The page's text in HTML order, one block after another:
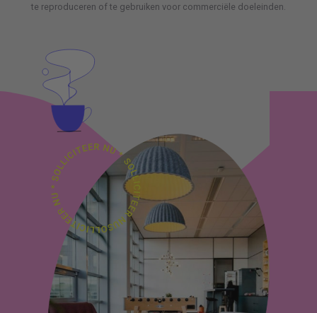
te reproduceren of te gebruiken voor commerciële doeleinden.